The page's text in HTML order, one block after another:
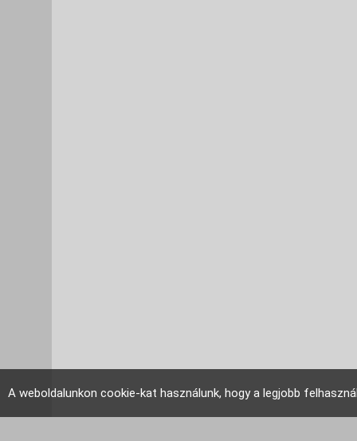
A weboldalunkon cookie-kat használunk, hogy a legjobb